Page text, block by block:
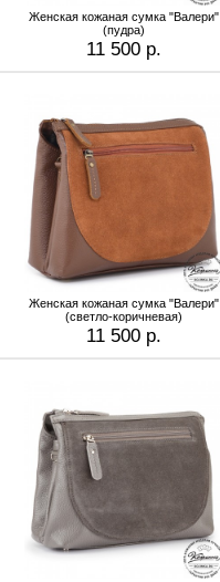
Женская кожаная сумка "Валери"
(пудра)
11 500 р.
Женская кожаная сумка "Валери"
(светло-коричневая)
11 500 р.